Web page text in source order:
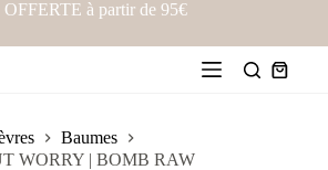
à partir de 95€
Baumes
WORRY | BOMB RAW